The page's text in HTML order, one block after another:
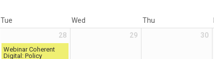
Webinar Coherent
Digital: Policy
Tue Wed Thu
28 29 30